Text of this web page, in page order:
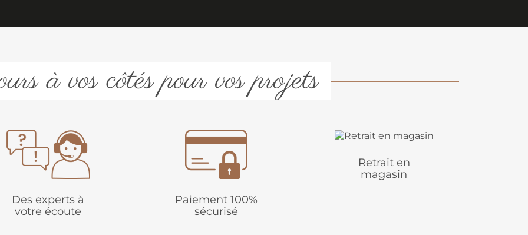
à vos côtés pour vos projets
Des experts à
votre écoute
Paiement 100%
sécurisé
Retrait en
magasin